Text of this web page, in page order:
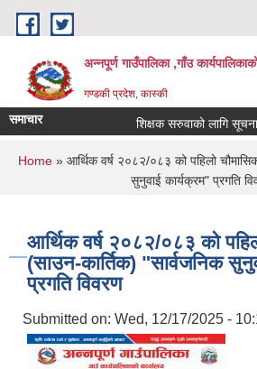
Skip to main content
अन्नपूर्ण गाउँपालिका ,गाँउ
गण्डकी प्रदेश, कास्की
समाचार शिक्षक सरुवाको लागि सूचना
You are here
Home » आर्थिक वर्ष २०८२/०८३ को पहिलो
सुनुवाई कार्यक्रम" प्रगति
आर्थिक वर्ष २०८२/०८३ को
(साउन-कार्तिक) "सार्वजनिक
प्रगति विवरण
Submitted on: Wed, 12/17/2025 -